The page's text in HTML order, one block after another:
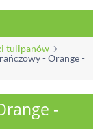
tulipanów
- Orange -
-